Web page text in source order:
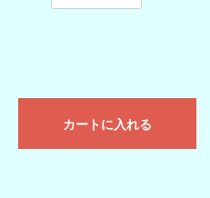
カートに入れる